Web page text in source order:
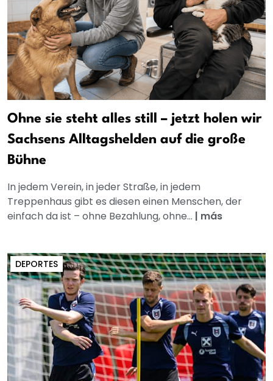
Ohne sie steht alles still – jetzt holen wir
Sachsens Alltagshelden auf die große
Bühne
In jedem Verein, in jeder Straße, in jedem
Treppenhaus gibt es diesen einen Menschen, der
einfach da ist – ohne Bezahlung, ohne... | más
DEPORTES